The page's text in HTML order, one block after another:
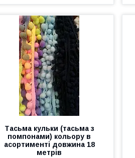
Тасьма кульки (тасьма з
помпонами) кольору в
асортименті довжина 18
метрів